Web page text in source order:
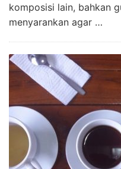
komposisi lain, bahkan
menyarankan agar …